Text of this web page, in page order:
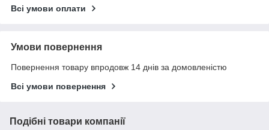
Всі умови оплати
Умови повернення
Повернення товару впродовж 14 днів за домовленістю
Всі умови повернення
Подібні товари компанії